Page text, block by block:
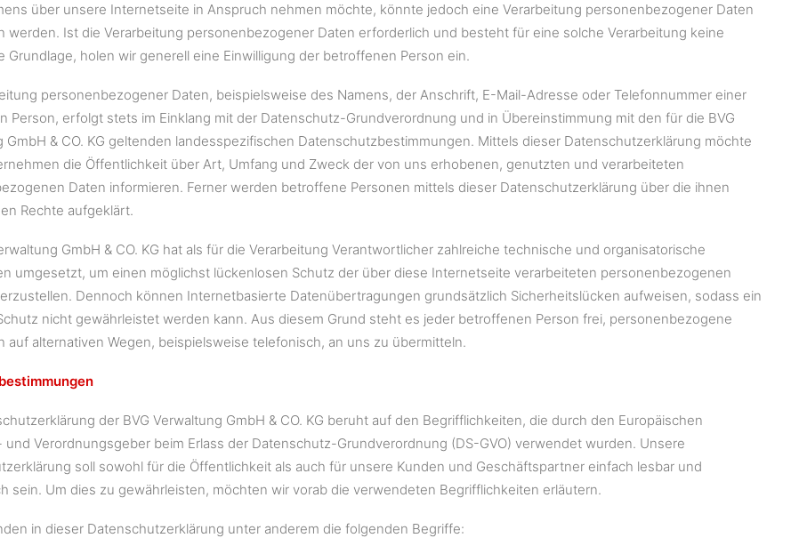
über unsere Internetseite in Anspruch nehmen möchte, könnte jedoch eine Verarbeitung personenbezogener Daten
werden. Ist die Verarbeitung personenbezogener Daten erforderlich und besteht für eine solche Verarbeitung keine
Grundlage, holen wir generell eine Einwilligung der betroffenen Person ein.
personenbezogener Daten, beispielsweise des Namens, der Anschrift, E-Mail-Adresse oder Telefonnummer einer
Person, erfolgt stets im Einklang mit der Datenschutz-Grundverordnung und in Übereinstimmung mit den für die BVG
GmbH & CO. KG geltenden landesspezifischen Datenschutzbestimmungen. Mittels dieser Datenschutzerklärung möchte
die Öffentlichkeit über Art, Umfang und Zweck der von uns erhobenen, genutzten und verarbeiteten
Daten informieren. Ferner werden betroffene Personen mittels dieser Datenschutzerklärung über die ihnen
Rechte aufgeklärt.
GmbH & CO. KG hat als für die Verarbeitung Verantwortlicher zahlreiche technische und organisatorische
umgesetzt, um einen möglichst lückenlosen Schutz der über diese Internetseite verarbeiteten personenbezogenen
Dennoch können Internetbasierte Datenübertragungen grundsätzlich Sicherheitslücken aufweisen, sodass ein
nicht gewährleistet werden kann. Aus diesem Grund steht es jeder betroffenen Person frei, personenbezogene
auf alternativen Wegen, beispielsweise telefonisch, an uns zu übermitteln.
der BVG Verwaltung GmbH & CO. KG beruht auf den Begrifflichkeiten, die durch den Europäischen
und Verordnungsgeber beim Erlass der Datenschutz-Grundverordnung (DS-GVO) verwendet wurden. Unsere
soll sowohl für die Öffentlichkeit als auch für unsere Kunden und Geschäftspartner einfach lesbar und
sein. Um dies zu gewährleisten, möchten wir vorab die verwendeten Begrifflichkeiten erläutern.
in dieser Datenschutzerklärung unter anderem die folgenden Begriffe: